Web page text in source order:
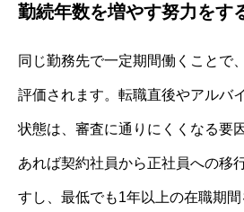
勤続年数を増やす努力をす
同じ勤務先で一定期間働くことで
評価されます。転職直後やアルバ
状態は、審査に通りにくくなる要
あれば契約社員から正社員への移
すし、最低でも1年以上の在職期